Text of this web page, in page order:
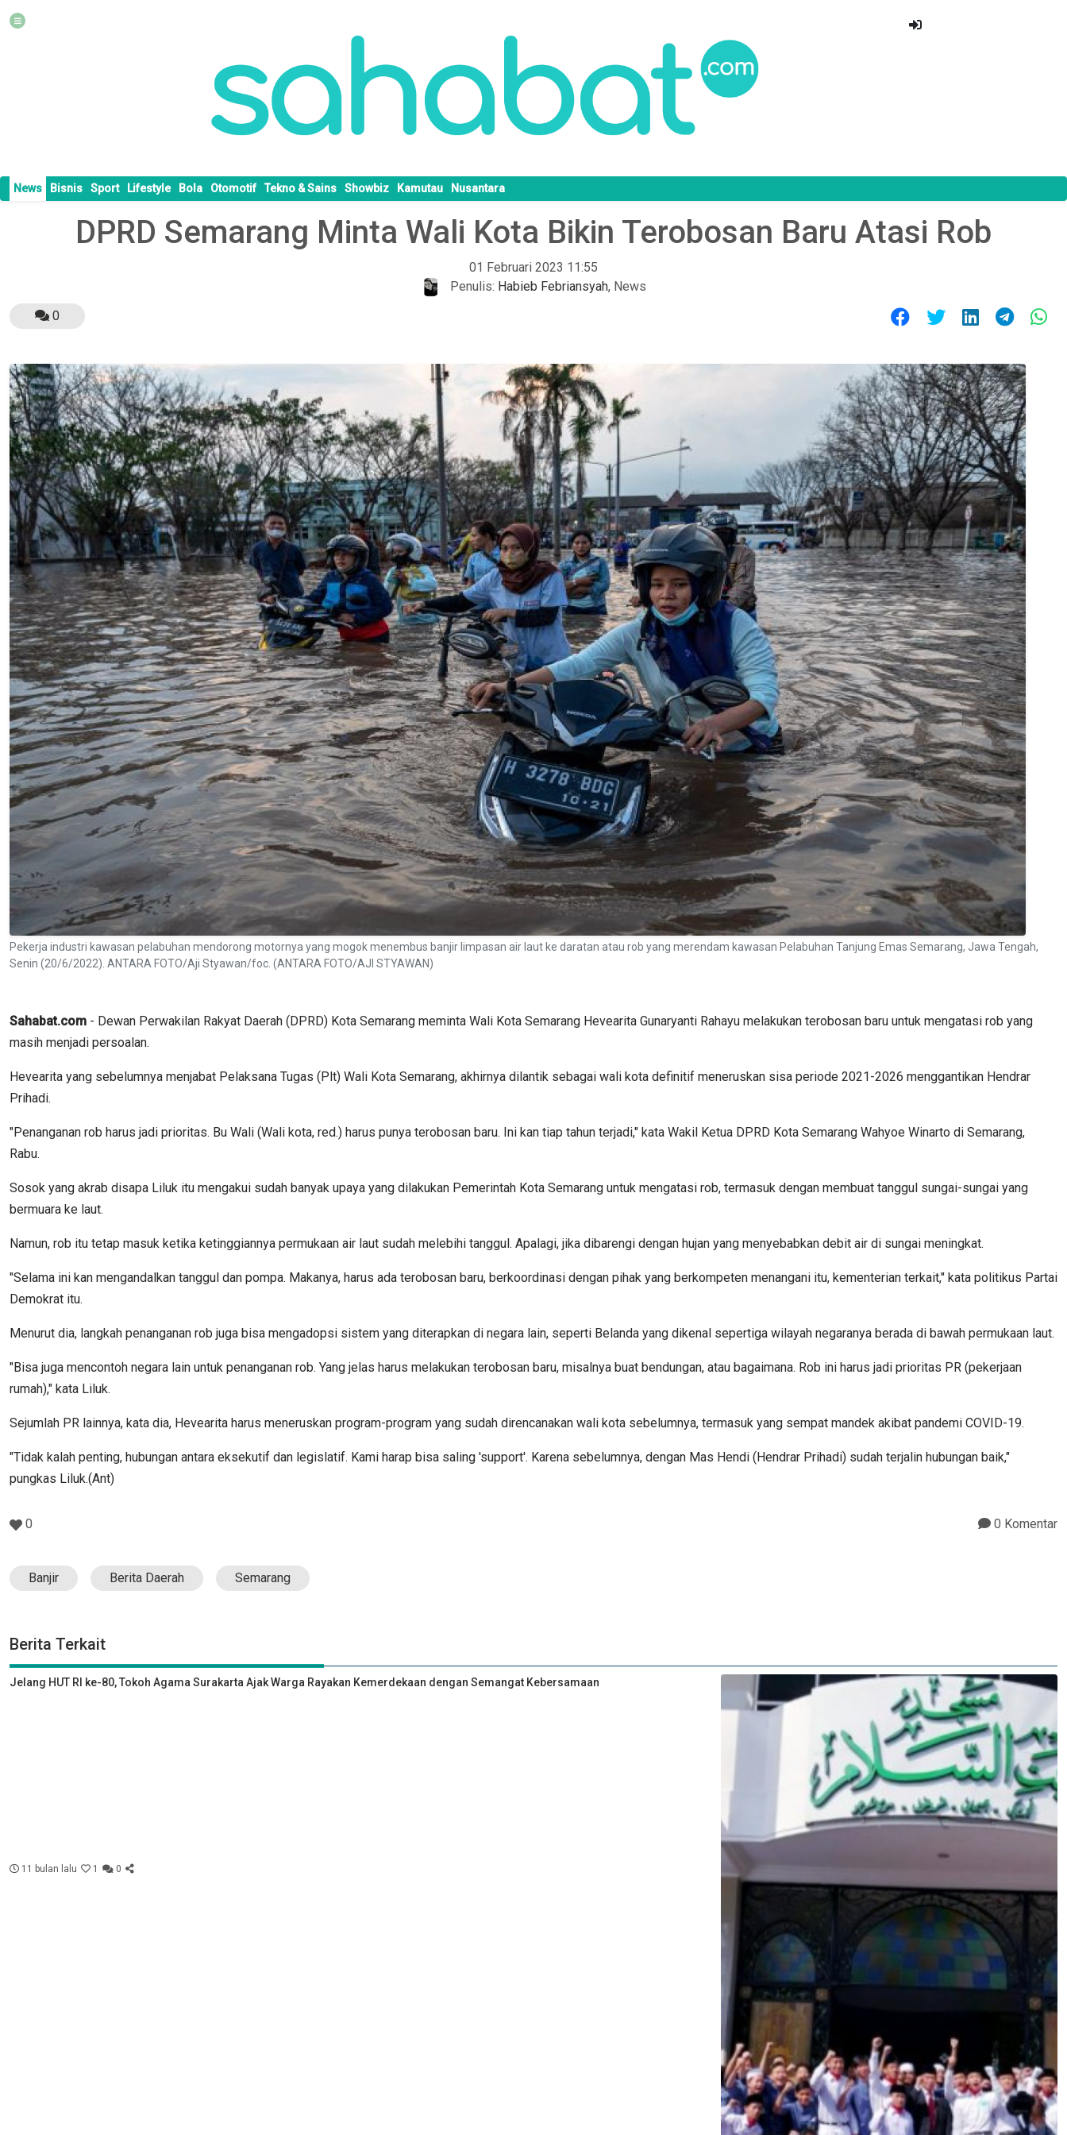
News Bisnis Sport Lifestyle Bola Otomotif Tekno & Sains Showbiz Kamutau Nusantara
DPRD Semarang Minta Wali Kota Bikin Terobosan Baru Atasi Rob
01 Februari 2023 11:55
Penulis: Habieb Febriansyah, News
0
Pekerja industri kawasan pelabuhan mendorong motornya yang mogok menembus banjir limpasan air laut ke daratan atau rob yang merendam kawasan Pelabuhan Tanjung Emas Semarang, Jawa Tengah,
Senin (20/6/2022). ANTARA FOTO/Aji Styawan/foc. (ANTARA FOTO/AJI STYAWAN)
Sahabat.com - Dewan Perwakilan Rakyat Daerah (DPRD) Kota Semarang meminta Wali Kota Semarang Hevearita Gunaryanti Rahayu melakukan terobosan baru untuk mengatasi rob yang
masih menjadi persoalan.
Hevearita yang sebelumnya menjabat Pelaksana Tugas (Plt) Wali Kota Semarang, akhirnya dilantik sebagai wali kota definitif meneruskan sisa periode 2021-2026 menggantikan Hendrar
Prihadi.
"Penanganan rob harus jadi prioritas. Bu Wali (Wali kota, red.) harus punya terobosan baru. Ini kan tiap tahun terjadi," kata Wakil Ketua DPRD Kota Semarang Wahyoe Winarto di Semarang,
Rabu.
Sosok yang akrab disapa Liluk itu mengakui sudah banyak upaya yang dilakukan Pemerintah Kota Semarang untuk mengatasi rob, termasuk dengan membuat tanggul sungai-sungai yang
bermuara ke laut.
Namun, rob itu tetap masuk ketika ketinggiannya permukaan air laut sudah melebihi tanggul. Apalagi, jika dibarengi dengan hujan yang menyebabkan debit air di sungai meningkat.
"Selama ini kan mengandalkan tanggul dan pompa. Makanya, harus ada terobosan baru, berkoordinasi dengan pihak yang berkompeten menangani itu, kementerian terkait," kata politikus Partai
Demokrat itu.
Menurut dia, langkah penanganan rob juga bisa mengadopsi sistem yang diterapkan di negara lain, seperti Belanda yang dikenal sepertiga wilayah negaranya berada di bawah permukaan laut.
"Bisa juga mencontoh negara lain untuk penanganan rob. Yang jelas harus melakukan terobosan baru, misalnya buat bendungan, atau bagaimana. Rob ini harus jadi prioritas PR (pekerjaan
rumah)," kata Liluk.
Sejumlah PR lainnya, kata dia, Hevearita harus meneruskan program-program yang sudah direncanakan wali kota sebelumnya, termasuk yang sempat mandek akibat pandemi COVID-19.
"Tidak kalah penting, hubungan antara eksekutif dan legislatif. Kami harap bisa saling 'support'. Karena sebelumnya, dengan Mas Hendi (Hendrar Prihadi) sudah terjalin hubungan baik,"
pungkas Liluk.(Ant)
0 0 Komentar
Banjir Berita Daerah Semarang
Berita Terkait
Jelang HUT RI ke-80, Tokoh Agama Surakarta Ajak Warga Rayakan Kemerdekaan dengan Semangat Kebersamaan
11 bulan lalu 1 0